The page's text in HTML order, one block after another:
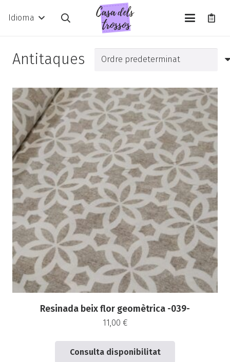
Idioma
Antitaques
Resinada beix flor geomètrica -039-
11,00 €
Consulta disponibilitat